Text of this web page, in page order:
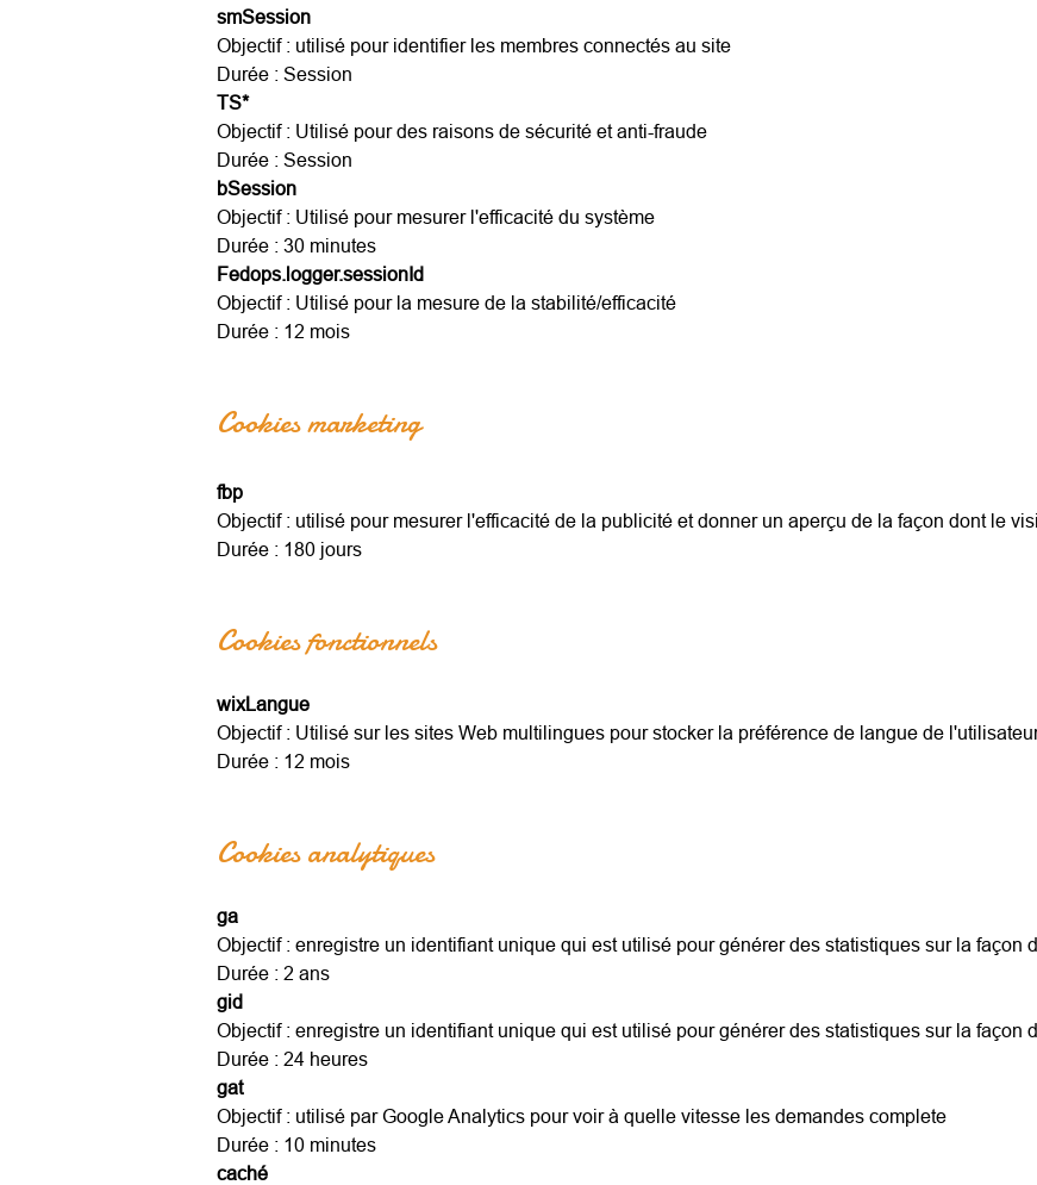
smSession
Objectif : utilisé pour identifier les membres connectés au site
Durée : Session
TS*
Objectif : Utilisé pour des raisons de sécurité et anti-fraude
Durée : Session
bSession
Objectif : Utilisé pour mesurer l'efficacité du système
Durée : 30 minutes
Fedops.logger.sessionId
Objectif : Utilisé pour la mesure de la stabilité/efficacité
Durée : 12 mois
Cookies marketing
fbp
Objectif : utilisé pour mesurer l'efficacité de la publicité et donner un aperçu de la façon dont le
Durée : 180 jours
Cookies fonctionnels
wixLangue
Objectif : Utilisé sur les sites Web multilingues pour stocker la préférence de langue de
Durée : 12 mois
Cookies analytiques
ga
Objectif : enregistre un identifiant unique qui est utilisé pour générer des statistiques sur la façon
Durée : 2 ans
gid
Objectif : enregistre un identifiant unique qui est utilisé pour générer des statistiques sur la façon
Durée : 24 heures
gat
Objectif : utilisé par Google Analytics pour voir à quelle vitesse les demandes complete
Durée : 10 minutes
caché